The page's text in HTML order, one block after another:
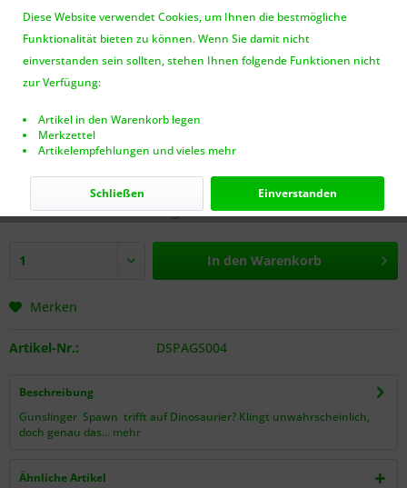
17,00 € *
zzgl. Versandkosten (VERSANDFREI AB 40€!)
Nur noch 3 Stück auf Lager.
In den Warenkorb
Merken
Artikel-Nr.: DSPAGS004
Beschreibung
Gunslinger Spawn trifft auf Dinosaurier? Klingt unwahrscheinlich,
doch genau das... mehr
Ähnliche Artikel
Diese Website verwendet Cookies, um Ihnen die bestmögliche
Funktionalität bieten zu können. Wenn Sie damit nicht
einverstanden sein sollten, stehen Ihnen folgende Funktionen nicht
zur Verfügung:
Artikel in den Warenkorb legen
Merkzettel
Artikelempfehlungen und vieles mehr
Einverstanden
Schließen